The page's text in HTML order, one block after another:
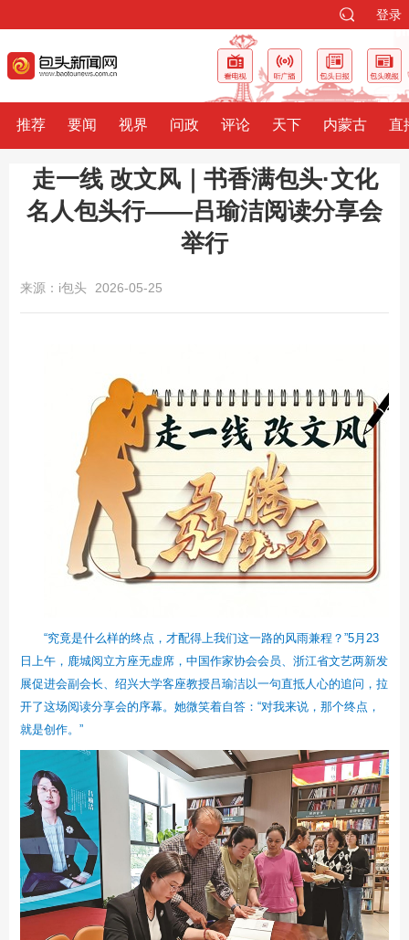
登录
推荐 要闻 视界 问政 评论 天下 内蒙古 直
走一线 改文风｜书香满包头·文化
名人包头行——吕瑜洁阅读分享会
举行
来源：i包头 2026-05-25
“究竟是什么样的终点，才配得上我们这一路的风雨兼程？”5月23
日上午，鹿城阅立方座无虚席，中国作家协会会员、浙江省文艺两新发
展促进会副会长、绍兴大学客座教授吕瑜洁以一句直抵人心的追问，拉
开了这场阅读分享会的序幕。她微笑着自答：“对我来说，那个终点，
就是创作。”